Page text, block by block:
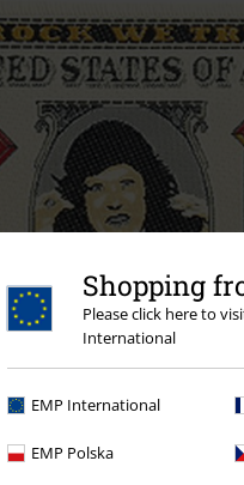
Shopping
Please click here to
International
EMP International
EMP Polska